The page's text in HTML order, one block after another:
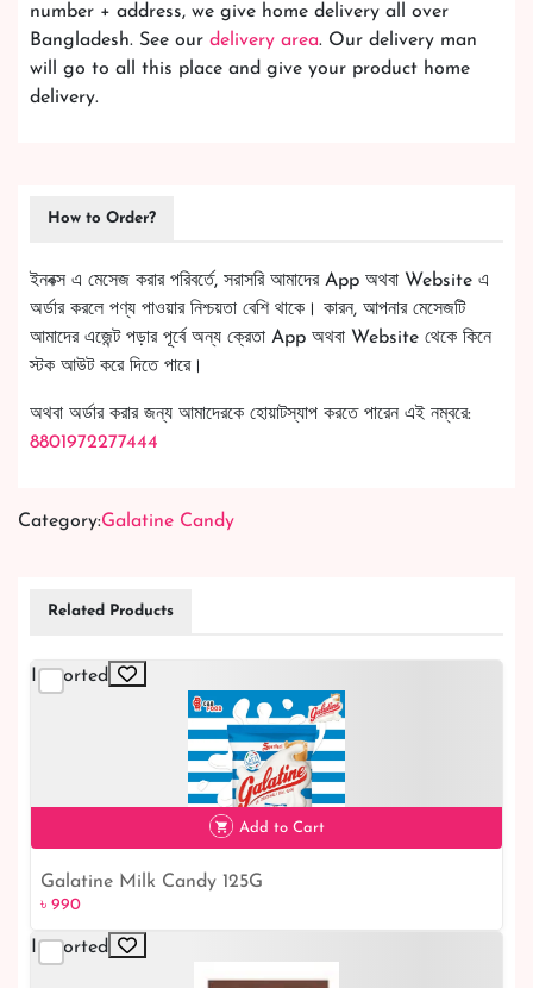
number + address, we give home delivery all over
Bangladesh. See our delivery area. Our delivery man
will go to all this place and give your product home
delivery.
How to Order?
ইনবক্স এ মেসেজ করার পরিবর্তে, সরাসরি আমাদের App অথবা Website এ
অর্ডার করলে পণ্য পাওয়ার নিশ্চয়তা বেশি থাকে। কারন, আপনার মেসেজটি
আমাদের এজেন্ট পড়ার পূর্বে অন্য ক্রেতা App অথবা Website থেকে কিনে
স্টক আউট করে দিতে পারে।
অথবা অর্ডার করার জন্য আমাদেরকে হোয়াটস্যাপ করতে পারেন এই নম্বরে:
8801972277444
Category:Galatine Candy
Related Products
Imported
৳ 990
Add to Cart
Galatine Milk Candy 125G
৳ 990
Imported